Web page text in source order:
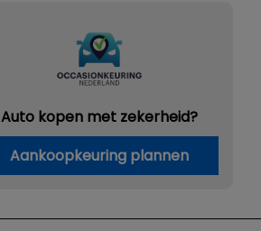
Auto kopen met zekerheid?
Aankoopkeuring plannen